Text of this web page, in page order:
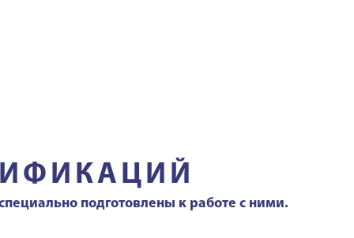
подготовлены к работе с ними.